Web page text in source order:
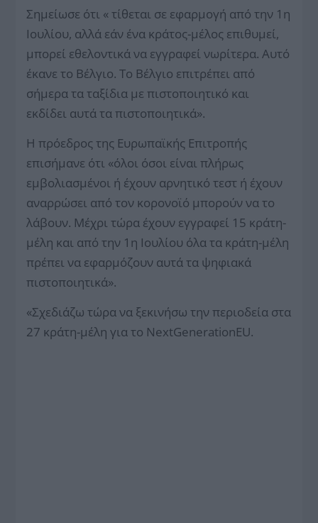
Σημείωσε ότι « τίθεται σε εφαρμογή από την 1η
Ιουλίου, αλλά εάν ένα κράτος-μέλος επιθυμεί,
μπορεί εθελοντικά να εγγραφεί νωρίτερα. Αυτό
έκανε το Βέλγιο. Το Βέλγιο επιτρέπει από
σήμερα τα ταξίδια με πιστοποιητικό και
εκδίδει αυτά τα πιστοποιητικά».
Η πρόεδρος της Ευρωπαϊκής Επιτροπής
επισήμανε ότι «όλοι όσοι είναι πλήρως
εμβολιασμένοι ή έχουν αρνητικό τεστ ή έχουν
αναρρώσει από τον κορονοϊό μπορούν να το
λάβουν. Μέχρι τώρα έχουν εγγραφεί 15 κράτη-
μέλη και από την 1η Ιουλίου όλα τα κράτη-μέλη
πρέπει να εφαρμόζουν αυτά τα ψηφιακά
πιστοποιητικά».
«Σχεδιάζω τώρα να ξεκινήσω την περιοδεία στα
27 κράτη-μέλη για το NextGenerationEU.